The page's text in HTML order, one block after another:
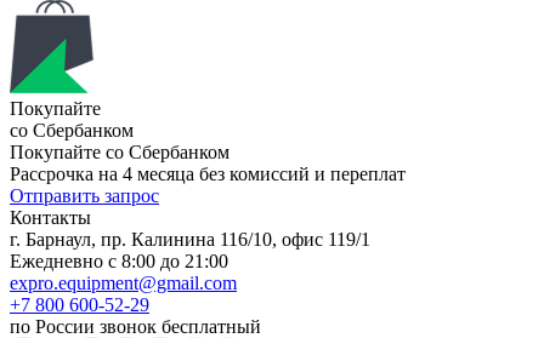
Покупайте
со Сбербанком
Покупайте со Сбербанком
Рассрочка на 4 месяца без комиссий и переплат
Отправить запрос
Контакты
г. Барнаул, пр. Калинина 116/10, офис 119/1
Ежедневно с 8:00 до 21:00
expro.equipment@gmail.com
+7 800 600-52-29
по России звонок бесплатный